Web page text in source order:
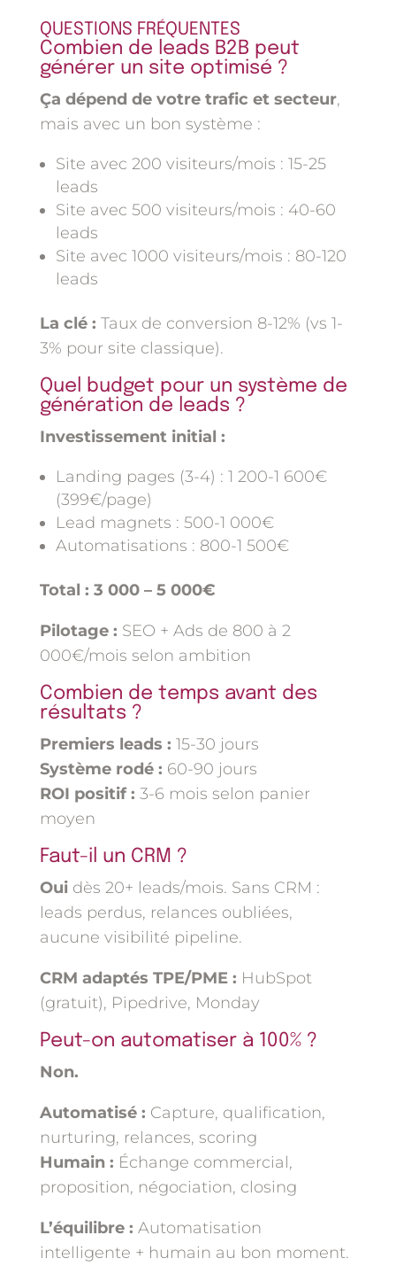
QUESTIONS FRÉQUENTES
Combien de leads B2B peut
générer un site optimisé ?
Ça dépend de votre trafic et secteur,
mais avec un bon système :
Site avec 200 visiteurs/mois : 15-25
leads
Site avec 500 visiteurs/mois : 40-60
leads
Site avec 1000 visiteurs/mois : 80-120
leads
La clé : Taux de conversion 8-12% (vs 1-
3% pour site classique).
Quel budget pour un système de
génération de leads ?
Investissement initial :
Landing pages (3-4) : 1 200-1 600€
(399€/page)
Lead magnets : 500-1 000€
Automatisations : 800-1 500€
Total : 3 000 – 5 000€
Pilotage : SEO + Ads de 800 à 2
000€/mois selon ambition
Combien de temps avant des
résultats ?
Premiers leads : 15-30 jours
Système rodé : 60-90 jours
ROI positif : 3-6 mois selon panier
moyen
Faut-il un CRM ?
Ouidès 20+ leads/mois. Sans CRM :
leads perdus, relances oubliées,
aucune visibilité pipeline.
CRM adaptés TPE/PME : HubSpot
(gratuit), Pipedrive, Monday
Peut-on automatiser à 100% ?
Non.
Automatisé : Capture, qualification,
nurturing, relances, scoring
Humain : Échange commercial,
proposition, négociation, closing
L’équilibre : Automatisation
intelligente + humain au bon moment.